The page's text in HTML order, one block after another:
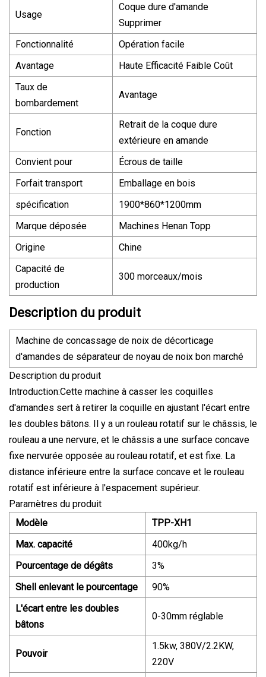
Usage
Coque dure d'amande
Supprimer
Fonctionnalité
Opération facile
Avantage
Haute Efficacité Faible Coût
Taux de
bombardement
Avantage
Fonction
Retrait de la coque dure
extérieure en amande
Convient pour
Écrous de taille
Forfait transport
Emballage en bois
spécification
1900*860*1200mm
Marque déposée
Machines Henan Topp
Origine
Chine
Capacité de
production
300 morceaux/mois
Description du produit
Machine de concassage de noix de décorticage
d'amandes de séparateur de noyau de noix bon marché
Description du produit
Introduction:Cette machine à casser les coquilles
d'amandes sert à retirer la coquille en ajustant l'écart entre
les doubles bâtons. Il y a un rouleau rotatif sur le châssis, le
rouleau a une nervure, et le châssis a une surface concave
fixe nervurée opposée au rouleau rotatif, et est fixe. La
distance inférieure entre la surface concave et le rouleau
rotatif est inférieure à l'espacement supérieur.
Paramètres du produit
Modèle
TPP-XH1
Max. capacité
400kg/h
Pourcentage de dégâts
3%
Shell enlevant le pourcentage
90%
L'écart entre les doubles
bâtons
0-30mm réglable
Pouvoir
1.5kw, 380V/2.2KW,
220V